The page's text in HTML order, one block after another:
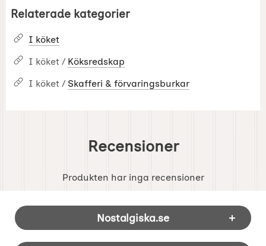
Relaterade kategorier
I köket
I köket / Köksredskap
I köket / Skafferi & förvaringsburkar
Recensioner
Produkten har inga recensioner
Sidfot Blandad info och länkar
Nostalgiska.se